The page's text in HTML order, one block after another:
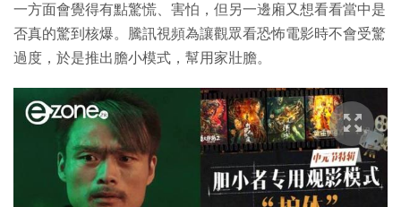
一方面會覺得有點驚慌、害怕，但另一邊廂又想看看當中是
否真的驚到核爆。騰訊視頻為讓觀眾看恐怖電影時不會受驚
過度，於是推出膽小模式，幫用家壯膽。